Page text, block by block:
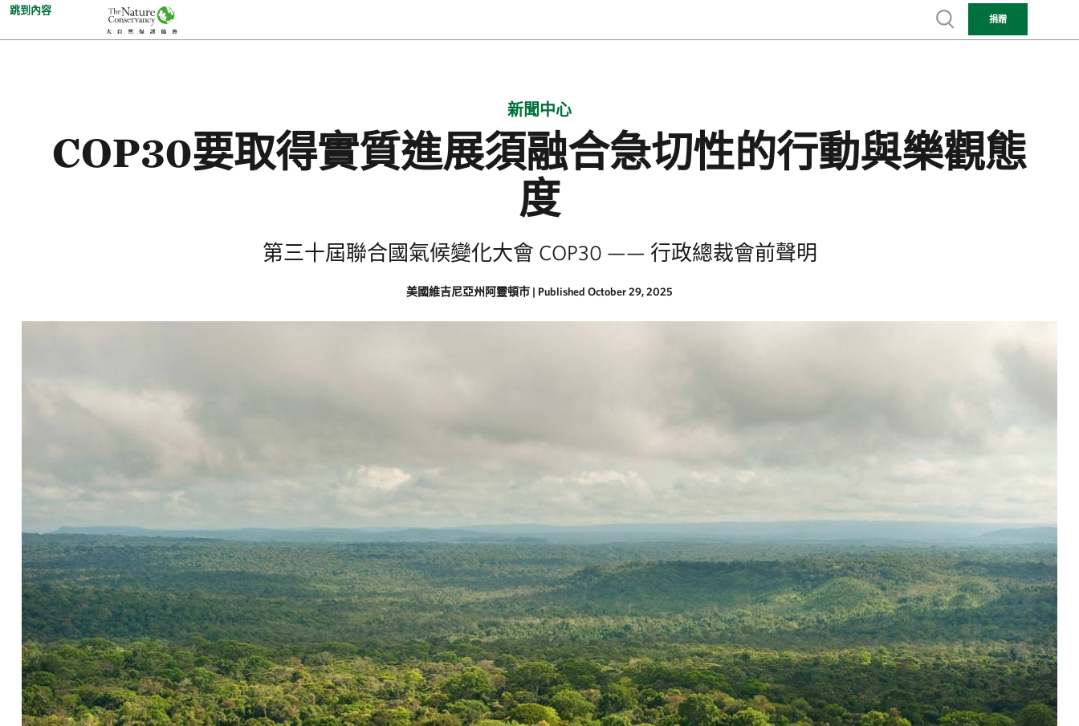
跳到內容
Show search
捐贈
新聞中心
COP30要取得實質進展須融合急切性的行動與樂觀態
度
第三十屆聯合國氣候變化大會 COP30 —— 行政總裁會前聲明
美國維吉尼亞州阿靈頓市 | Published October 29, 2025